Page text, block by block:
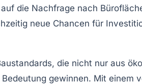
die Nachfrage nach
neue Chancen für
, die nicht nur aus
gewinnen. Mit einem